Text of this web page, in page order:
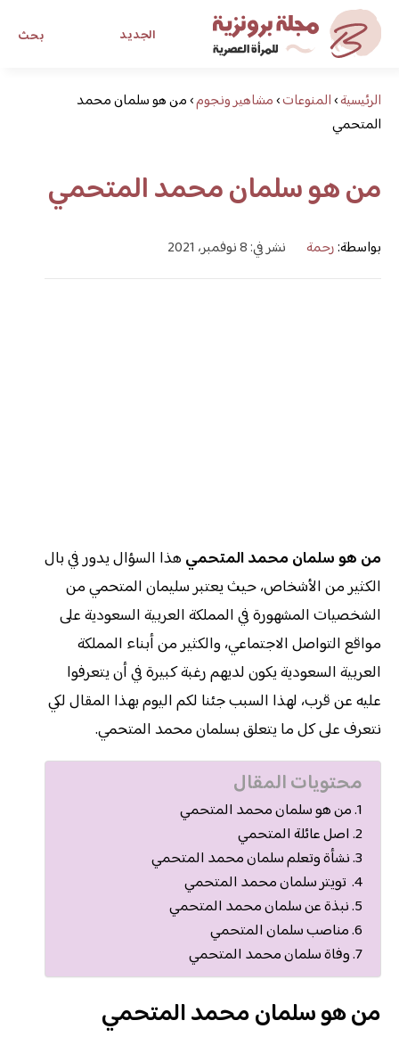
بحث الجديد
مجلة برونزية للفتاة العصريةالرئيسية›المنوعات›مشاهير ونجوم›من هو سلمان محمد
المتحمي
من هو سلمان محمد المتحمي
بواسطة:رحمة نشر في: 8 نوفمبر، 2021
من هو سلمان محمد المتحمي هذا السؤال يدور في بال
الكثير من الأشخاص، حيث يعتبر سليمان المتحمي من
الشخصيات المشهورة في المملكة العربية السعودية على
مواقع التواصل الاجتماعي، والكثير من أبناء المملكة
العربية السعودية يكون لديهم رغبة كبيرة في أن يتعرفوا
عليه عن قرب، لهذا السبب جئنا لكم اليوم بهذا المقال لكي
نتعرف على كل ما يتعلق بسلمان محمد المتحمي.
محتويات المقال
من هو سلمان محمد المتحمي
اصل عائلة المتحمي
نشأة وتعلم سلمان محمد المتحمي
تويتر سلمان محمد المتحمي
نبذة عن سلمان محمد المتحمي
مناصب سلمان المتحمي
وفاة سلمان محمد المتحمي
من هو سلمان محمد المتحمي